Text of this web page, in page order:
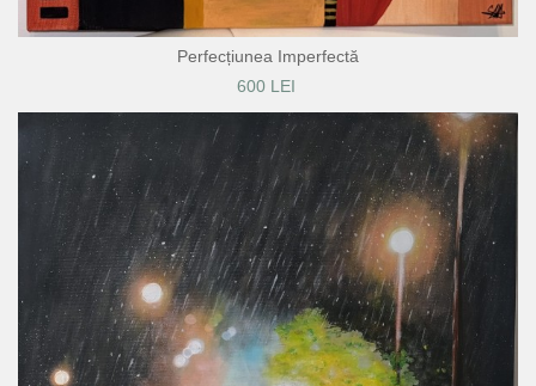
Perfecțiunea Imperfectă
600 LEI